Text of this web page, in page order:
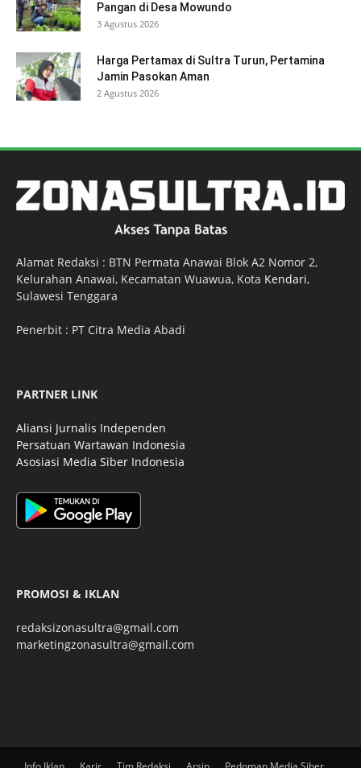
Pangan di Desa Mowundo
3 Agustus 2026
Harga Pertamax di Sultra Turun, Pertamina
Jamin Pasokan Aman
2 Agustus 2026
Alamat Redaksi : BTN Permata Anawai Blok A2 Nomor 2,
Kelurahan Anawai, Kecamatan Wuawua, Kota Kendari,
Sulawesi Tenggara
Penerbit : PT Citra Media Abadi
PARTNER LINK
Aliansi Jurnalis Independen
Persatuan Wartawan Indonesia
Asosiasi Media Siber Indonesia
PROMOSI & IKLAN
redaksizonasultra@gmail.com
marketingzonasultra@gmail.com